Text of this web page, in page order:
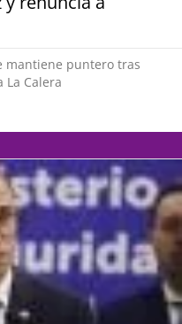
mantiene puntero tras
La Calera